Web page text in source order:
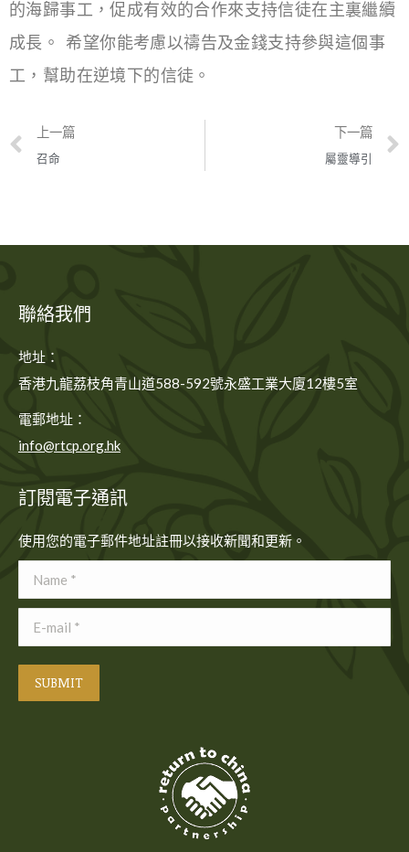
的海歸事工，促成有效的合作來支持信徒在主裏繼續
成長。 希望你能考慮以禱告及金錢支持參與這個事
工，幫助在逆境下的信徒。
上一篇
召命
下一篇
屬靈導引
聯絡我們
地址：
香港九龍荔枝角青山道588-592號永盛工業大廈12樓5室
電郵地址：
info@rtcp.org.hk
訂閱電子通訊
使用您的電子郵件地址註冊以接收新聞和更新。
Name *
E-mail *
SUBMIT